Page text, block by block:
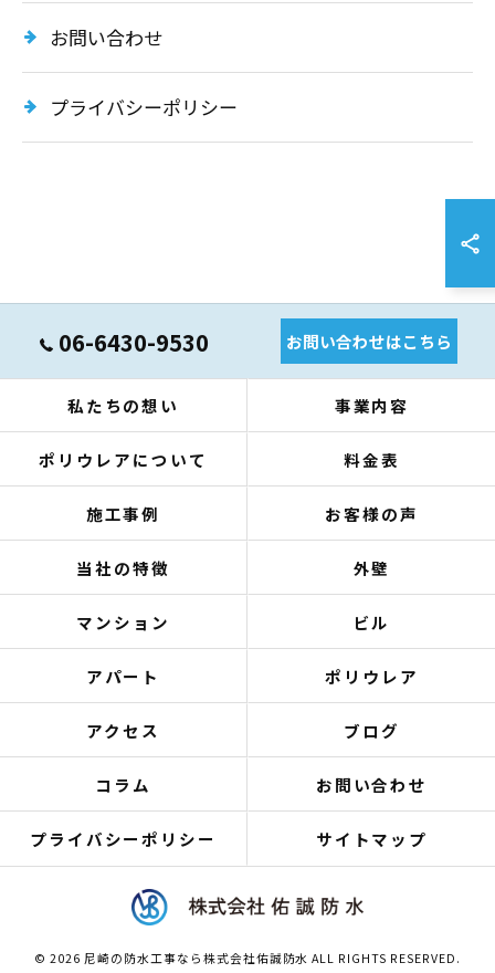
お問い合わせ
プライバシーポリシー
06-6430-9530 お問い合わせはこちら
私たちの想い 事業内容
ポリウレアについて 料金表
施工事例 お客様の声
当社の特徴 外壁
マンション ビル
アパート ポリウレア
アクセス ブログ
コラム お問い合わせ
プライバシーポリシー サイトマップ
© 2026 尼崎の防水工事なら株式会社佑誠防水 ALL RIGHTS RESERVED.